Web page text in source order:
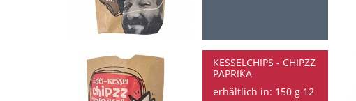
KESSELCHIPS - CHIPZZ
PAPRIKA
erhältlich in: 150 g 12